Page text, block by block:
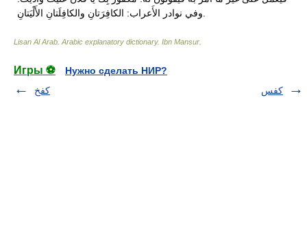
Lisan Al Arab. Arabic explanatory dictionary. Ibn Mansur
Игры ⚽
Нужно сделать НИР?
كفخ
كفس